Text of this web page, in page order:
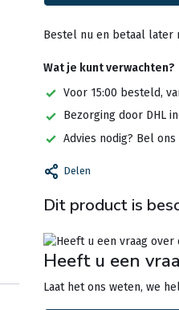
Bestel nu en betaal later
Wat je kunt verwachten?
Voor 15:00 besteld,
Bezorging door DHL
Advies nodig? Bel ons
Delen
Dit product is
Heeft u een
Laat het ons weten, we